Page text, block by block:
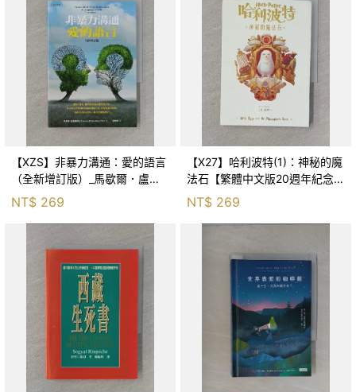
【XZS】非暴力溝通：愛的語言
（全新增訂版）_馬歇爾．盧森
堡, 蕭寶森
NT$ 269
【X27】哈利波特(1)：神秘的魔
法石【繁體中文版20週年紀念】
NT$ 269